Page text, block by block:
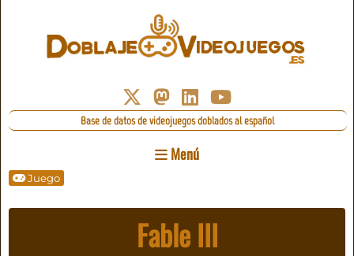
Base de datos de videojuegos doblados al español
Menú
Juego
Fable III